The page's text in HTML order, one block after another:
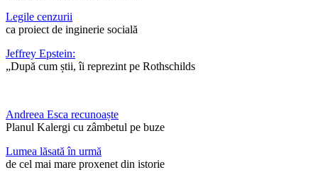
Legile cenzurii
ca proiect de inginerie socială
Jeffrey Epstein:
„După cum știi, îi reprezint pe Rothschilds
Andreea Esca recunoaște
Planul Kalergi cu zâmbetul pe buze
Lumea lăsată în urmă
de cel mai mare proxenet din istorie